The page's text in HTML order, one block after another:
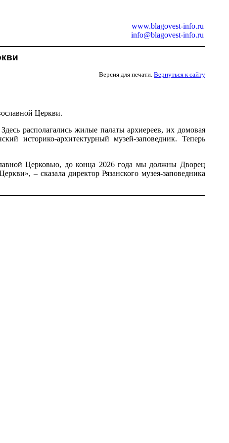
www.blagovest-info.ru
info@blagovest-info.ru
Версия для печати. Вернуться к сайту
Церкви.
располагались жилые палаты архиереев, их домовая
историко-архитектурный музей-заповедник. Теперь
Церковью, до конца 2026 года мы должны Дворец
– сказала директор Рязанского музея-заповедника